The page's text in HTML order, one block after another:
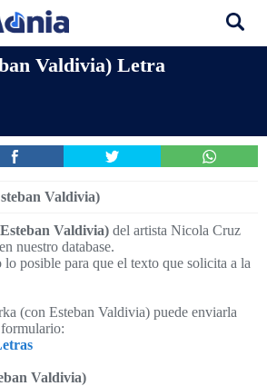
Valdivia) Letra
Valdivia)
Valdivia) del artista Nicola Cruz
nuestro database.
lo posible para que el texto que solicita a la
(con Esteban Valdivia) puede enviarla
Valdivia)